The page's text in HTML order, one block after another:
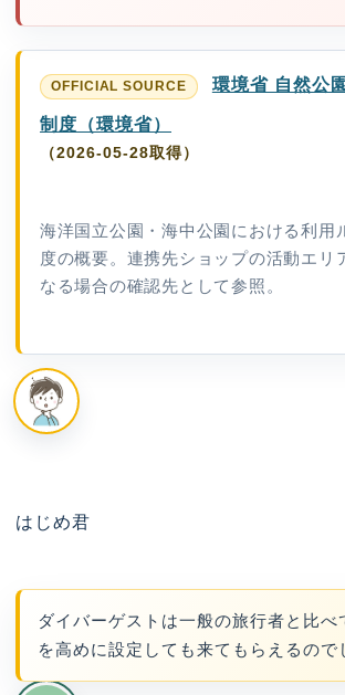
環境省 自然公
制度（環境省）
（2026-05-28取得）
海洋国立公園・海中公園における利用
度の概要。連携先ショップの活動エリ
なる場合の確認先として参照。
はじめ君
ダイバーゲストは一般の旅行者と比べ
を高めに設定しても来てもらえるので